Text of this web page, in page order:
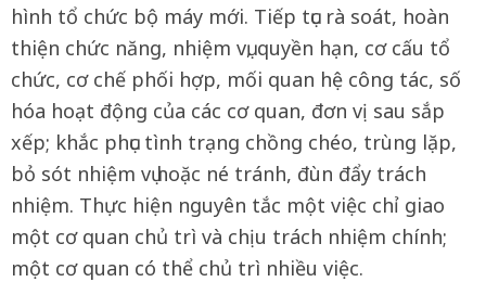
hình tổ chức bộ máy mới. Tiếp tục rà soát, hoàn
thiện chức năng, nhiệm vụ, quyền hạn, cơ cấu tổ
chức, cơ chế phối hợp, mối quan hệ công tác, số
hóa hoạt động của các cơ quan, đơn vị sau sắp
xếp; khắc phục tình trạng chồng chéo, trùng lặp,
bỏ sót nhiệm vụ hoặc né tránh, đùn đẩy trách
nhiệm. Thực hiện nguyên tắc một việc chỉ giao
một cơ quan chủ trì và chịu trách nhiệm chính;
một cơ quan có thể chủ trì nhiều việc.